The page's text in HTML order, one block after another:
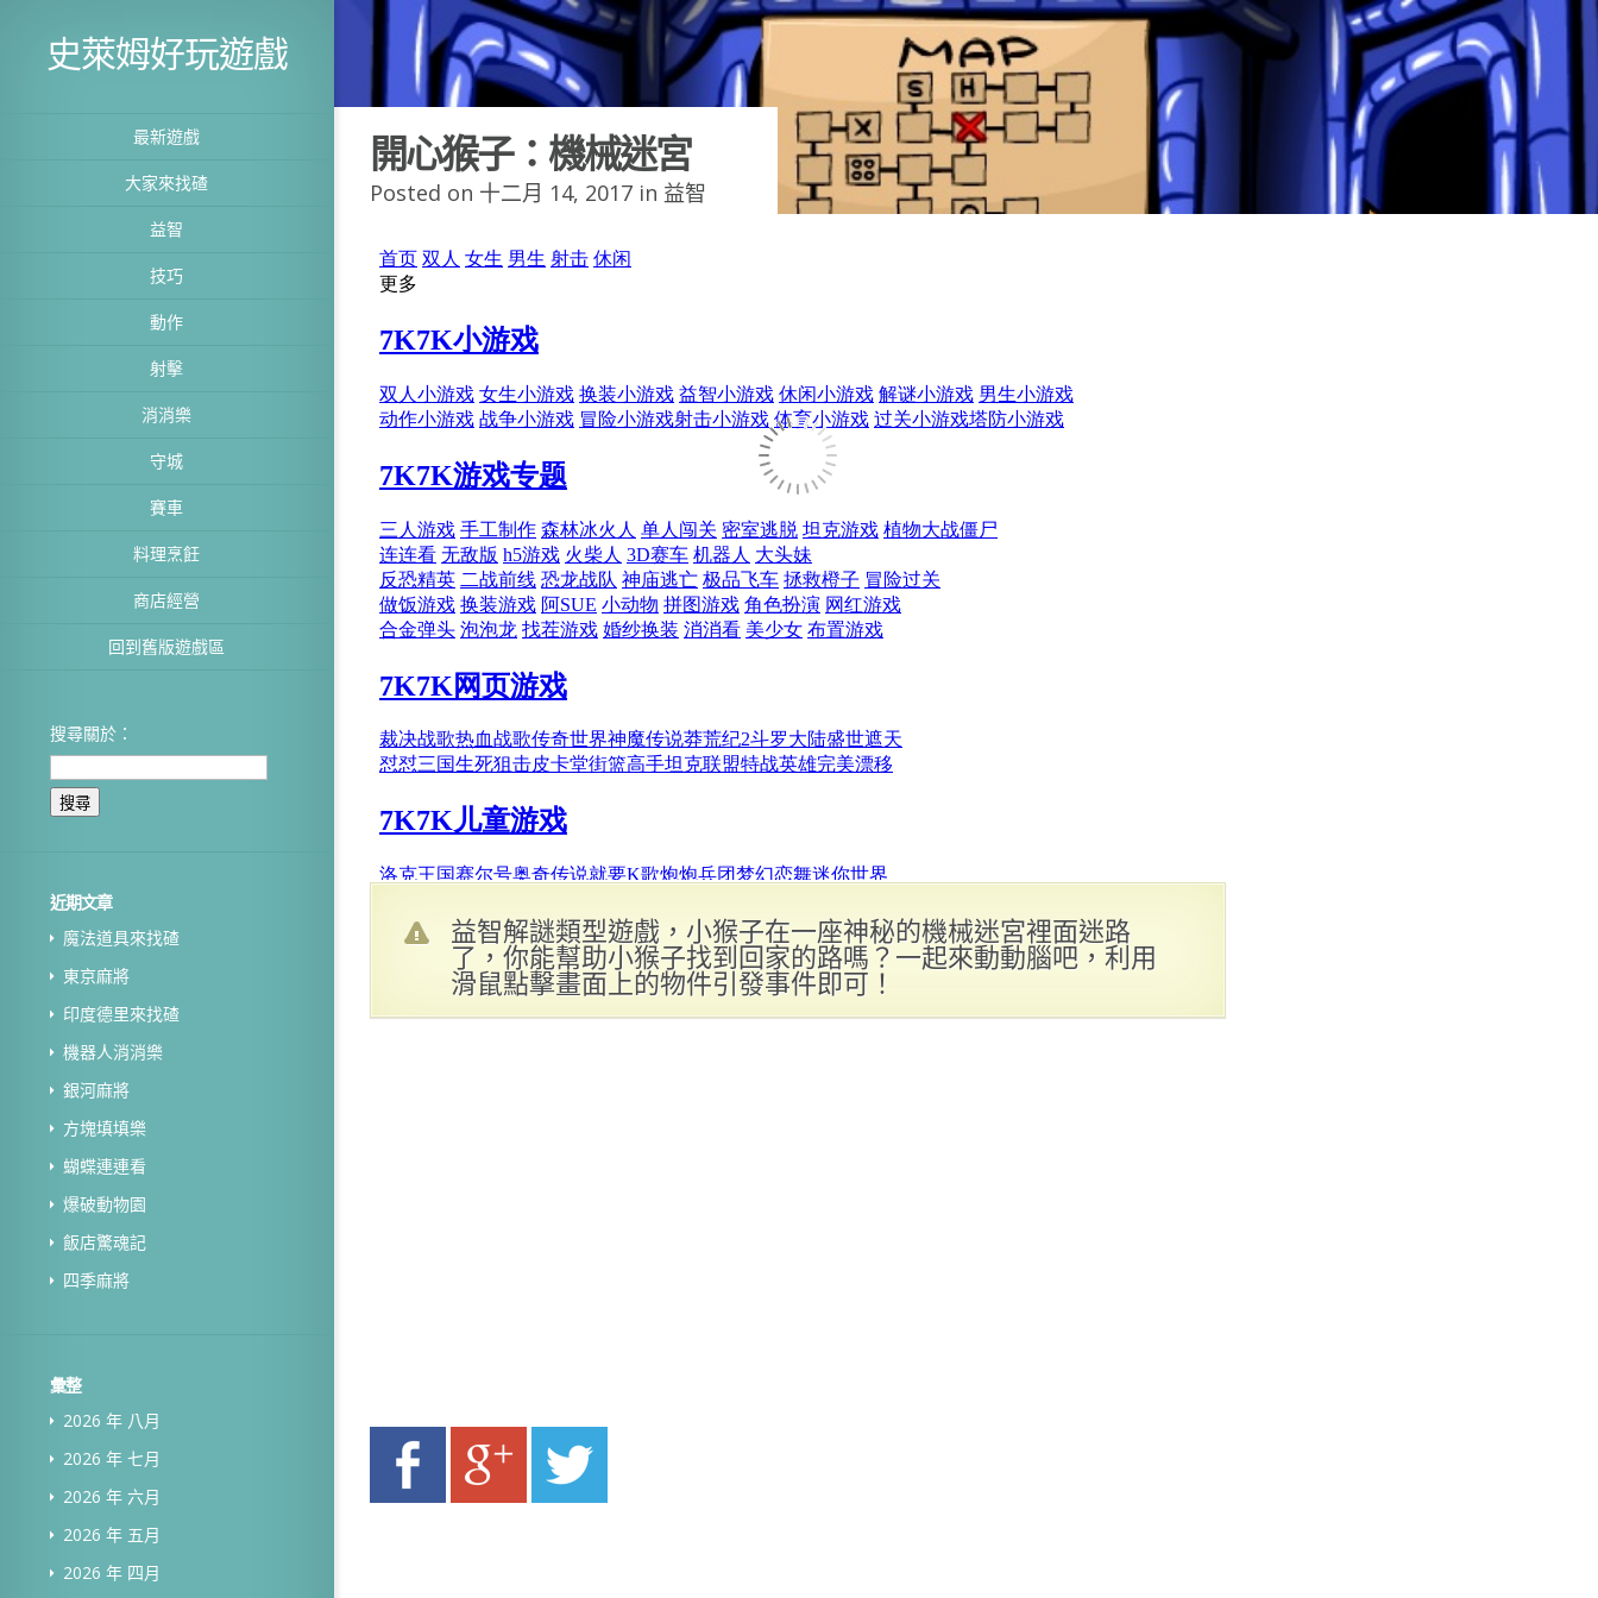
史萊姆好玩遊戲
最新遊戲
大家來找碴
益智
技巧
動作
射擊
消消樂
守城
賽車
料理烹飪
商店經營
回到舊版遊戲區
搜尋關於：
近期文章
魔法道具來找碴
東京麻將
印度德里來找碴
機器人消消樂
銀河麻將
方塊填填樂
蝴蝶連連看
爆破動物園
飯店驚魂記
四季麻將
彙整
2026 年 八月
2026 年 七月
2026 年 六月
2026 年 五月
2026 年 四月
開心猴子：機械迷宮
Posted on 十二月 14, 2017 in 益智
益智解謎類型遊戲，小猴子在一座神秘的機械迷宮裡面迷路
了，你能幫助小猴子找到回家的路嗎？一起來動動腦吧，利用
滑鼠點擊畫面上的物件引發事件即可！